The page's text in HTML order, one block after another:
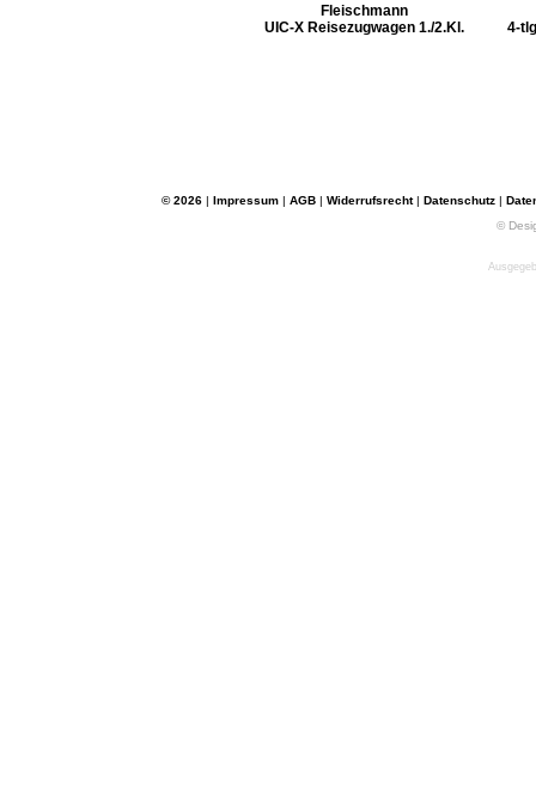
Fleischmann
UIC-X Reisezugwagen 1./2.Kl.
4-
© 2026 | Impressum | AGB | Widerrufsrecht| Datenschutz |
©